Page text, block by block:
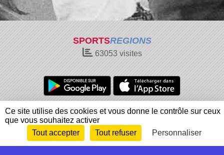
SPORTSREGIONS
63053visites
Charte cookies
Gestion des cookies
Informations légales
Signaler un contenu inapproprié
Envie de participer ?
Connexion
Ce site utilise des cookies et vous donne le contrôle sur ceux
que vous souhaitez activer
Tout accepter
Tout refuser Personnaliser